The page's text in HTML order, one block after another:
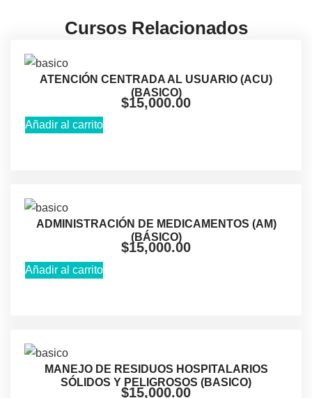
Cursos Relacionados
ATENCIÓN CENTRADA AL USUARIO (ACU)
(BASICO)
$15,000.00
Añadir al carrito
ADMINISTRACIÓN DE MEDICAMENTOS (AM)
(BÁSICO)
$15,000.00
Añadir al carrito
MANEJO DE RESIDUOS HOSPITALARIOS
SÓLIDOS Y PELIGROSOS (BASICO)
$15,000.00